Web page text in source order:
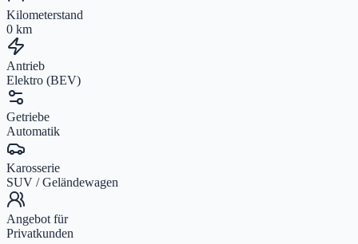
Kilometerstand
0 km
Antrieb
Elektro (BEV)
Getriebe
Automatik
Karosserie
SUV / Geländewagen
Angebot für
Privatkunden